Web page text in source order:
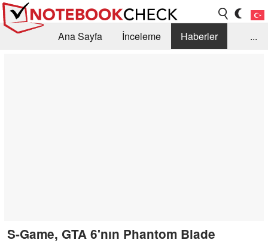
Ana Sayfa İnceleme
Haberler
...
S-Game, GTA 6'nın Phantom Blade